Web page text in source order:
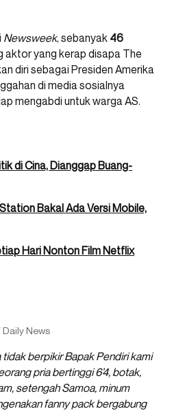
Newsweek, sebanyak 46
aktor yang kerap disapa The
diri sebagai Presiden Amerika
di media sosialnya
mengabdi untuk warga AS.
di Cina, Dianggap Buang-
Bakal Ada Versi Mobile,
Hari Nonton Film Netflix
Daily News
berpikir Bapak Pendiri kami
pria bertinggi 6’4, botak,
setengah Samoa, minum
fanny pack bergabung